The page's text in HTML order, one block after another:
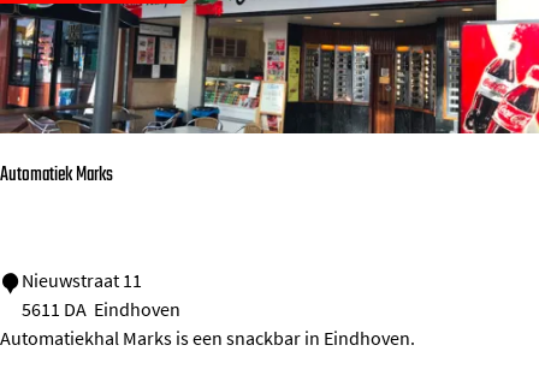
e
’
h
u
i
s
Automatiek Marks
A
t
Nieuwstraat 11
5611 DA Eindhoven
Automatiekhal Marks is een snackbar in Eindhoven.